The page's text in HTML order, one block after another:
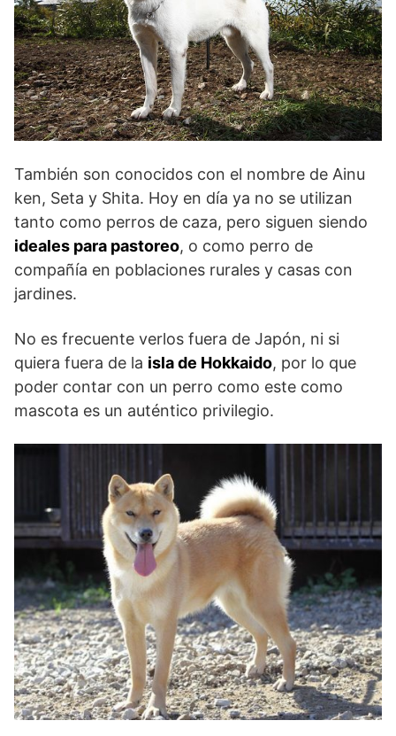
También son conocidos con el nombre de Ainu
ken, Seta y Shita. Hoy en día ya no se utilizan
tanto como perros de caza, pero siguen siendo
ideales para pastoreo, o como perro de
compañía en poblaciones rurales y casas con
jardines.
No es frecuente verlos fuera de Japón, ni si
quiera fuera de la isla de Hokkaido, por lo que
poder contar con un perro como este como
mascota es un auténtico privilegio.